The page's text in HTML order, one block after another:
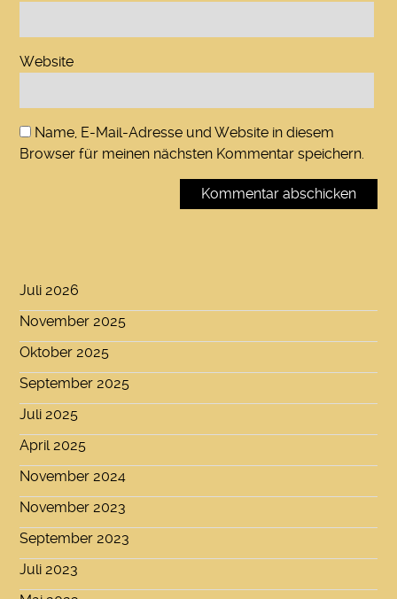
Website
Name, E-Mail-Adresse und Website in diesem
Browser für meinen nächsten Kommentar speichern.
Juli 2026
November 2025
Oktober 2025
September 2025
Juli 2025
April 2025
November 2024
November 2023
September 2023
Juli 2023